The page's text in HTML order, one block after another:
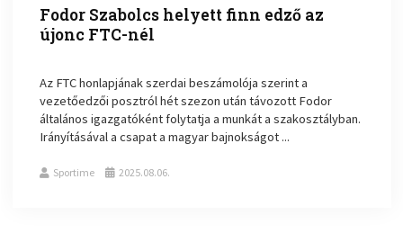
Fodor Szabolcs helyett finn edző az
újonc FTC-nél
Az FTC honlapjának szerdai beszámolója szerint a
vezetőedzői posztról hét szezon után távozott Fodor
általános igazgatóként folytatja a munkát a szakosztályban.
Irányításával a csapat a magyar bajnokságot ...
Sportime 2025.08.06.